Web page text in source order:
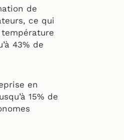
de
ce qui
43% de
en
15% de